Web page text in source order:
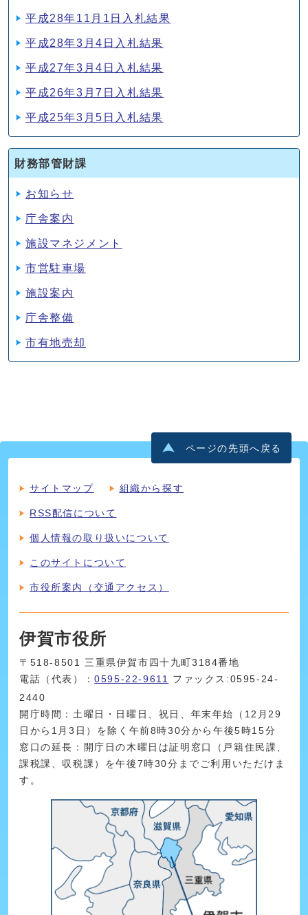
平成28年11月1日入札結果
平成28年3月4日入札結果
平成27年3月4日入札結果
平成26年3月7日入札結果
平成25年3月5日入札結果
財務部管財課
お知らせ
庁舎案内
施設マネジメント
市営駐車場
施設案内
庁舎整備
市有地売却
ページの先頭へ戻る
サイトマップ 組織から探す
RSS配信について
個人情報の取り扱いについて
このサイトについて
市役所案内（交通アクセス）
伊賀市役所
〒518-8501 三重県伊賀市四十九町3184番地
電話（代表）：0595-22-9611
ファックス:0595-24-
2440
開庁時間：土曜日・日曜日、祝日、年末年始（12月29
日から1月3日）を除く午前8時30分から午後5時15分
窓口の延長：開庁日の木曜日は証明窓口（戸籍住民課、
課税課、収税課）を午後7時30分までご利用いただけま
す。